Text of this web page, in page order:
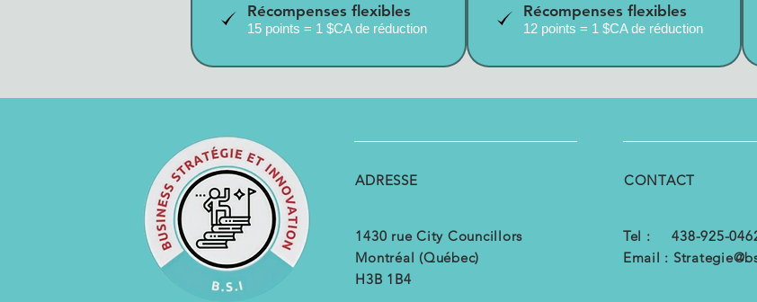
Récompenses flexibles
15 points = 1 $CA de réduction
Récompenses flexibles
12 points = 1 $CA de réduction
ADRESSE
1430 rue City Councillors
Montréal (Québec)
H3B 1B4
CONTACT
Tel : 438-925-
Email :